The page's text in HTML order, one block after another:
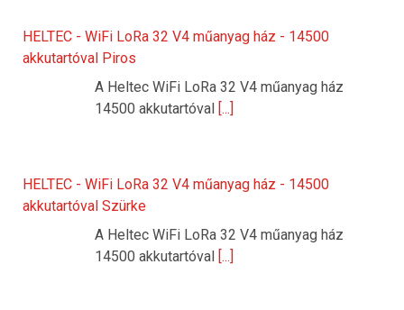
HELTEC - WiFi LoRa 32 V4 műanyag ház - 14500
akkutartóval Piros
A Heltec WiFi LoRa 32 V4 műanyag ház
14500 akkutartóval [...]
HELTEC - WiFi LoRa 32 V4 műanyag ház - 14500
akkutartóval Szürke
A Heltec WiFi LoRa 32 V4 műanyag ház
14500 akkutartóval [...]